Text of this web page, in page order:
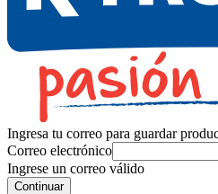
Ingresa tu correo para guardar
Correo electrónico
Ingrese un correo válido
Continuar